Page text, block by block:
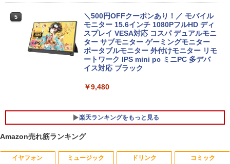
￥13,800
【期間限定破格金額！】新生活 新古品 W
in11搭載 パソコンノートパソコンoffice
付き 初心者向けノートPC 初期設定済 1
メモリ4GB～ 高速SSD1TB 最大 フルHD
￥12,980
5
＼500円OFFクーポンあり！／ モバイル
モニター 15.6インチ 1080PフルHD ディ
スプレイ VESA対応 コスパ デュアルモニ
ター サブモニター ゲーミングモニター
ポータブルモニター 外付けモニター リモ
ートワーク IPS mini pc ミニPC 多デバ
イス対応 ブラック
￥9,480
楽天ランキングをもっと見る
Amazon売れ筋ランキング
イヤフォン ミュージック ドリンク コミック